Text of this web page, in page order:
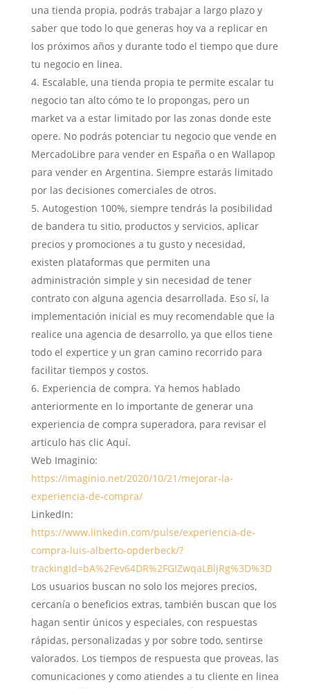
una tienda propia, podrás trabajar a largo plazo y
saber que todo lo que generas hoy va a replicar en
los próximos años y durante todo el tiempo que dure
tu negocio en linea.
Escalable, una tienda propia te permite escalar tu
negocio tan alto cómo te lo propongas, pero un
market va a estar limitado por las zonas donde este
opere. No podrás potenciar tu negocio que vende en
MercadoLibre para vender en España o en Wallapop
para vender en Argentina. Siempre estarás limitado
por las decisiones comerciales de otros.
Autogestion 100%, siempre tendrás la posibilidad
de bandera tu sitio, productos y servicios, aplicar
precios y promociones a tu gusto y necesidad,
existen plataformas que permiten una
administración simple y sin necesidad de tener
contrato con alguna agencia desarrollada. Eso sí, la
implementación inicial es muy recomendable que la
realice una agencia de desarrollo, ya que ellos tiene
todo el expertice y un gran camino recorrido para
facilitar tiempos y costos.
Experiencia de compra. Ya hemos hablado
anteriormente en lo importante de generar una
experiencia de compra superadora, para revisar el
articulo has clic Aquí.
Web Imaginio:
https://imaginio.net/2020/10/21/mejorar-la-
experiencia-de-compra/
LinkedIn:
https://www.linkedin.com/pulse/experiencia-de-
compra-luis-alberto-opderbeck/?
trackingId=bA%2Fev64DR%2FGIZwqaLBljRg%3D%3D
Los usuarios buscan no solo los mejores precios,
cercanía o beneficios extras, también buscan que los
hagan sentir únicos y especiales, con respuestas
rápidas, personalizadas y por sobre todo, sentirse
valorados. Los tiempos de respuesta que proveas, las
comunicaciones y como atiendes a tu cliente en linea